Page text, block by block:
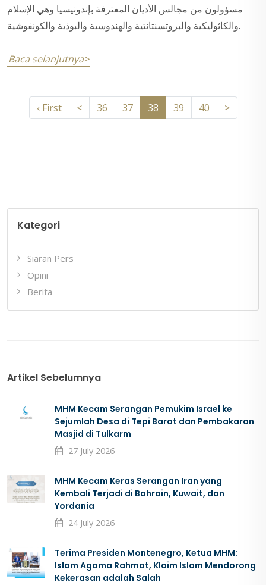
مسؤولون من مجالس الأديان المعترفة بإندونيسيا وهي الإسلام
والكاثوليكية والبروتسنتانتية والهندوسية والبوذية والكونفوشية.
Baca selanjutnya>
‹ First < 36 37 38 39 40 >
Kategori
Siaran Pers
Opini
Berita
Artikel Sebelumnya
MHM Kecam Serangan Pemukim Israel ke
Sejumlah Desa di Tepi Barat dan Pembakaran
Masjid di Tulkarm
27 July 2026
MHM Kecam Keras Serangan Iran yang
Kembali Terjadi di Bahrain, Kuwait, dan
Yordania
24 July 2026
Terima Presiden Montenegro, Ketua MHM:
Islam Agama Rahmat, Klaim Islam Mendorong
Kekerasan adalah Salah